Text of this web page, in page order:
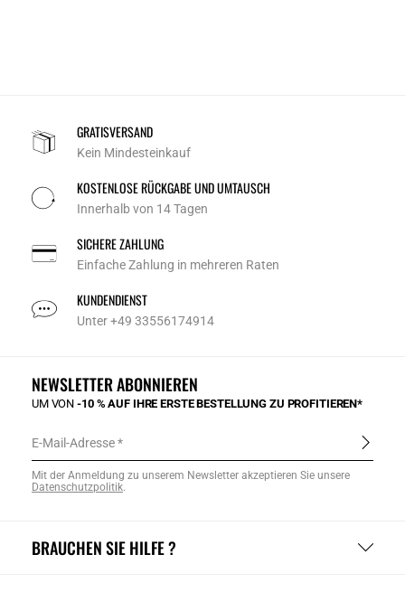
GRATISVERSAND
Kein Mindesteinkauf
KOSTENLOSE RÜCKGABE UND UMTAUSCH
Innerhalb von 14 Tagen
SICHERE ZAHLUNG
Einfache Zahlung in mehreren Raten
KUNDENDIENST
Unter +49 33556174914
BRAUCHEN SIE HILFE ?
NEWSLETTER ABONNIEREN
UM VON-10 % AUF IHRE ERSTE BESTELLUNG ZU PROFITIEREN*
E-Mail-Adresse
Mit der Anmeldung zu unserem Newsletter akzeptieren Sie unsere
Datenschutzpolitik.